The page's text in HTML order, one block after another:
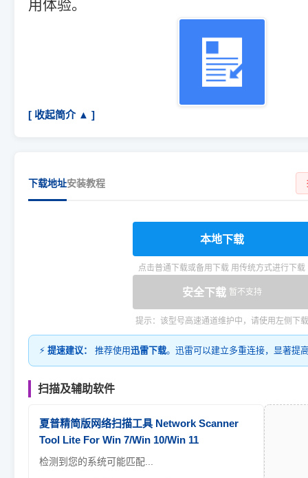
用体验。
[ 收起简介 ▲ ]
下载地址安装教程
本地下载
点击普通下载或备用下载 用传统方式进行下载
安全下载 暂不支持
提示：该型号高速通道维护中，请使用左侧下载
⚡ 提速建议： 推荐使用迅雷下载。迅雷可以建立多重连接，显著提
扫描及辅助软件
夏普精简版网络扫描工具 Network Scanner
Tool Lite For Win 7/Win 10/Win 11
检测到您的系统可能匹配...